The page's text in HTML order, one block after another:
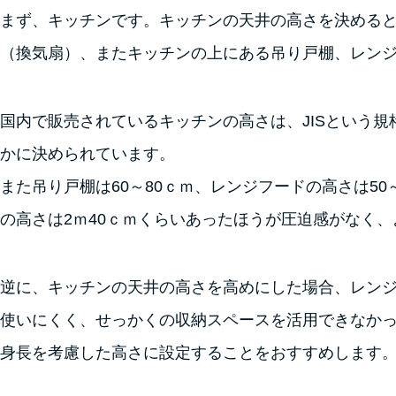
まず、キッチンです。キッチンの天井の高さを決める
（換気扇）、またキッチンの上にある吊り戸棚、レ
国内で販売されているキッチンの高さは、JISという
かに決められています。
また吊り戸棚は60～80ｃｍ、レンジフードの高さは
の高さは2ｍ40ｃｍくらいあったほうが圧迫感がなく
逆に、キッチンの天井の高さを高めにした場合、レン
使いにくく、せっかくの収納スペースを活用できなか
身長を考慮した高さ に設定することをおすすめします